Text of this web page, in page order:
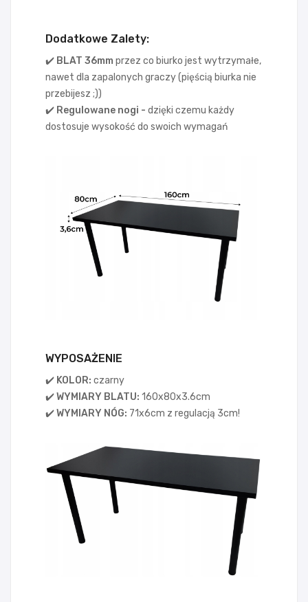
Dodatkowe Zalety:
✔️ BLAT 36mm przez co biurko jest wytrzymałe,
nawet dla zapalonych graczy (pięścią biurka nie
przebijesz ;))
✔️ Regulowane nogi - dzięki czemu każdy
dostosuje wysokość do swoich wymagań
WYPOSAŻENIE
✔️ KOLOR: czarny
✔️ WYMIARY BLATU: 160x80x3.6cm
✔️ WYMIARY NÓG: 71x6cm z regulacją 3cm!